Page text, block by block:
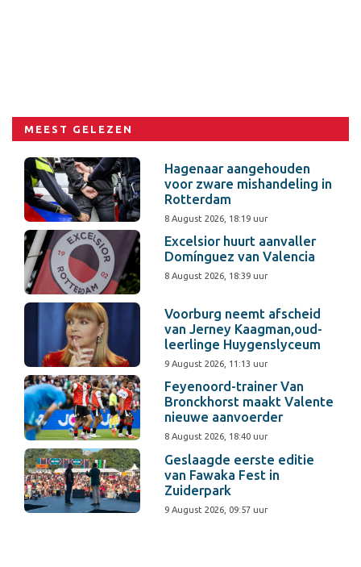
MEEST GELEZEN
Hagenaar aangehouden
voor zware mishandeling in
Rotterdam
8 August 2026, 18:19 uur
Excelsior huurt aanvaller
Domínguez van Valencia
8 August 2026, 18:39 uur
Voorburg neemt afscheid
van Jerney Kaagman,oud-
leerlinge Huygenslyceum
9 August 2026, 11:13 uur
Feyenoord-trainer Van
Bronckhorst maakt Valente
nieuwe aanvoerder
8 August 2026, 18:40 uur
Geslaagde eerste editie
van Fawaka Fest in
Zuiderpark
9 August 2026, 09:57 uur